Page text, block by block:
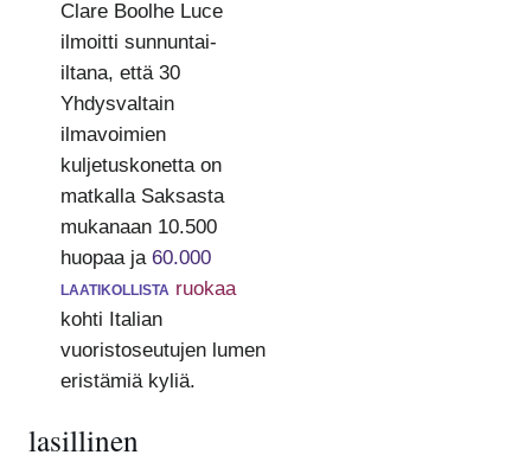
Clare Boolhe Luce
ilmoitti sunnuntai-
iltana, että 30
Yhdysvaltain
ilmavoimien
kuljetuskonetta on
matkalla Saksasta
mukanaan 10.500
huopaa ja 60.000
laatikollista ruokaa
kohti Italian
vuoristoseutujen lumen
eristämiä kyliä.
lasillinen